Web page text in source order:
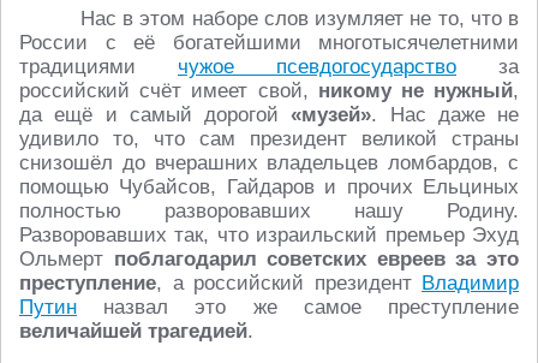
Нас в этом наборе слов изумляет не то, что в
России с её богатейшими многотысячелетними
традициями чужое псевдогосударство за
российский счёт имеет свой, никому не нужный,
да ещё и самый дорогой«музей». Нас даже не
удивило то, что сам президент великой страны
снизошёл до вчерашних владельцев ломбардов, с
помощью Чубайсов, Гайдаров и прочих Ельциных
полностью разворовавших нашу Родину.
Разворовавших так, что израильский премьер Эхуд
Ольмерт поблагодарил советских евреев за это
преступление, а российский президент Владимир
Путин назвал это же самое преступление
величайшей трагедией.